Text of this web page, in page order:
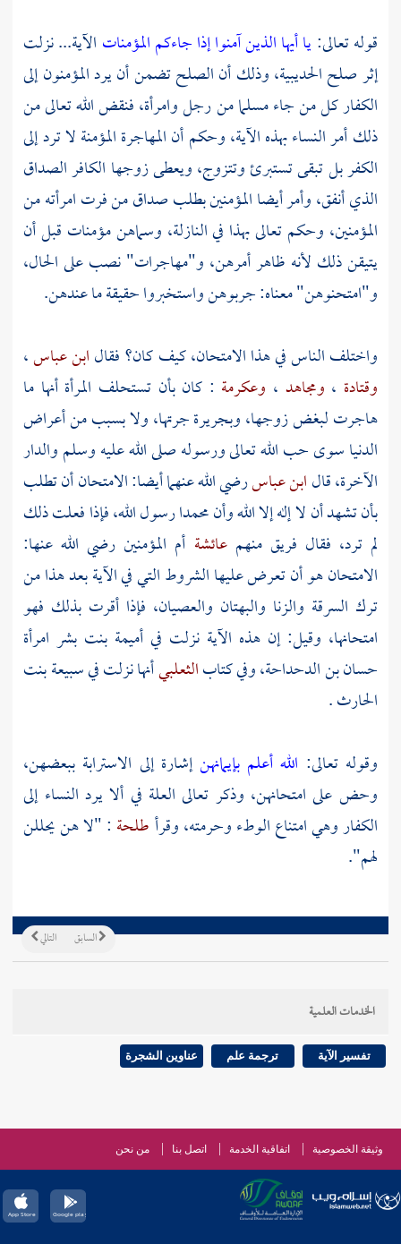
قوله تعالى:يا أيها الذين آمنوا إذا جاءكم المؤمنات الآية... نزلت
إثر صلحالحديبية،وذلك أن الصلح تضمن أن يرد المؤمنون إلى
الكفار كل من جاء مسلما من رجل وامرأة، فنقض الله تعالى من
ذلك أمر النساء بهذه الآية، وحكم أن المهاجرة المؤمنة لا ترد إلى
الكفر بل تبقى تستبرئ وتتزوج، ويعطى زوجها الكافر الصداق
الذي أنفق، وأمر أيضا المؤمنين بطلب صداق من فرت امرأته من
المؤمنين، وحكم تعالى بهذا في النازلة، وسماهن مؤمنات قبل أن
يتيقن ذلك لأنه ظاهر أمرهن، و"مهاجرات" نصب على الحال،
و"امتحنوهن" معناه: جربوهن واستخبروا حقيقة ما عندهن.
واختلف الناس في هذا الامتحان، كيف كان؟ فقالابن عباس،
وقتادة ، ومجاهد ، وعكرمة : كان بأن تستحلف المرأة أنها ما
هاجرت لبغض زوجها، وبجريرة جرتها، ولا بسبب من أعراض
الدنيا سوى حب الله تعالى ورسوله صلى الله عليه وسلم والدار
الآخرة، قالابن عباسرضي الله عنهما أيضا: الامتحان أن تطلب
بأن تشهد أن لا إله إلا الله وأنمحمدارسول الله، فإذا فعلت ذلك
لم ترد، فقال فريق منهمعائشة أم المؤمنين رضي الله عنها:
الامتحان هو أن تعرض عليها الشروط التي في الآية بعد هذا من
ترك السرقة والزنا والبهتان والعصيان، فإذا أقرت بذلك فهو
امتحانها، وقيل: إن هذه الآية نزلت في أميمة بنت بشر امرأة
حسان بن الدحداحة،وفي كتابالثعلبيأنها نزلت فيسبيعة بنت
الحارث.
وقوله تعالى: الله أعلم بإيمانهنإشارة إلى الاسترابة ببعضهن،
وحض على امتحانهن، وذكر تعالى العلة في ألا يرد النساء إلى
الكفار وهي امتناع الوطء وحرمته، وقرأطلحة : "لا هن يحللن
لهم".
التالي السابق
الخدمات العلمية
تفسير الآية ترجمة علم عناوين الشجرة
وثيقة الخصوصية اتفاقية الخدمة اتصل بنا من نحن